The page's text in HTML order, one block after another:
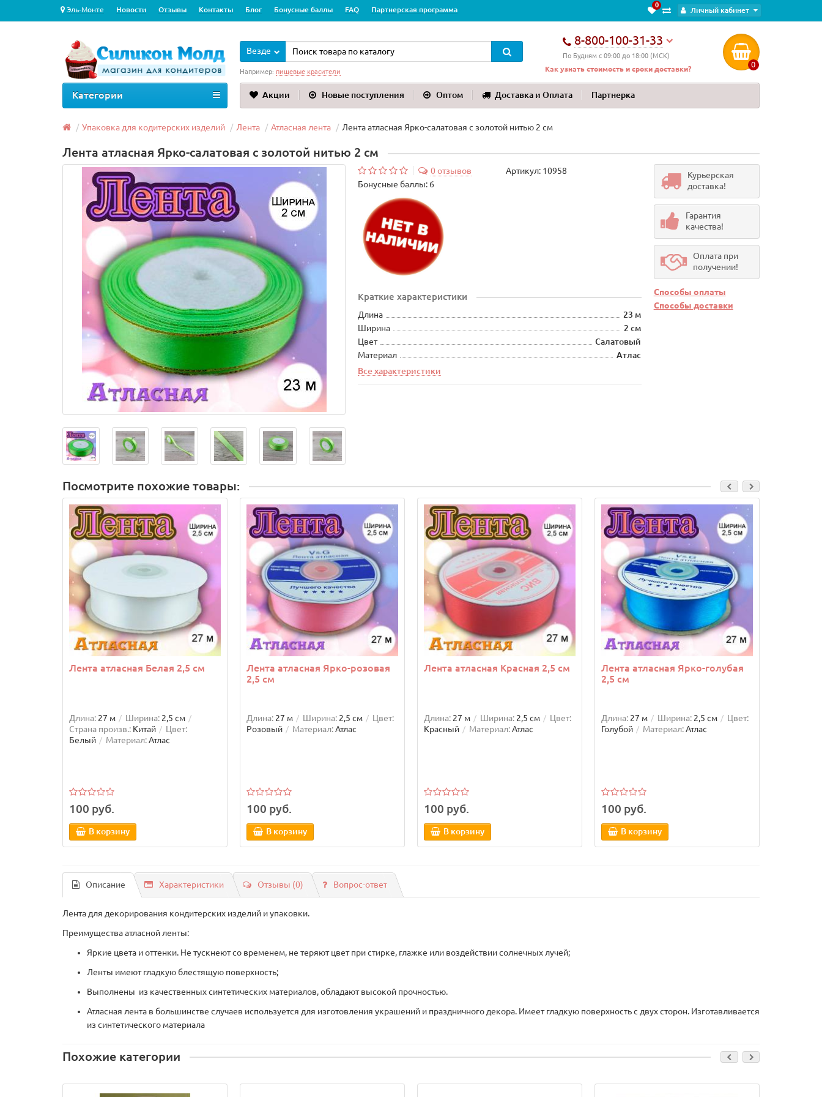
0
Личный кабинет
Эль-Монте Новости Отзывы Контакты Блог Бонусные баллы FAQ Партнерская программа
8-800-100-31-33
По Будням с 09:00 до 18:00 (МСК)
Как узнать стоимость и сроки доставки?
0
Везде
Например: пищевые красители
Акции Новые поступления Оптом Доставка и Оплата Партнерка
Категории
Упаковка для кодитерских изделий Лента Атласная лента Лента атласная Ярко-салатовая с золотой нитью 2 см
Лента атласная Ярко-салатовая с золотой нитью 2 см
0 отзывов Артикул: 10958
Бонусные баллы: 6
Краткие характеристики
Длина
23 м
Ширина
2 см
Цвет
Салатовый
Материал
Атлас
Все характеристики
Курьерская
доставка!
Гарантия
качества!
Оплата при
получении!
Способы оплаты
Способы доставки
Посмотрите похожие товары:
Лента атласная Белая 2,5 см
Длина: 27 м Ширина: 2,5 см
Страна произв.: Китай
Цвет:
Белый
Материал:Атлас
100 руб.
В корзину
Лента атласная Ярко-розовая
2,5 см
Длина: 27 м Ширина: 2,5 см
Цвет:
Розовый
Материал:Атлас
100 руб.
В корзину
Лента атласная Красная 2,5 см
Длина: 27 м Ширина: 2,5 см
Цвет:
Красный
Материал:Атлас
100 руб.
В корзину
Лента атласная Ярко-голубая
2,5 см
Длина: 27 м Ширина: 2,5 см
Цвет:
Голубой
Материал:Атлас
100 руб.
В корзину
Описание Характеристики Отзывы (0) Вопрос-ответ
Лента для декорирования кондитерских изделий и упаковки.
Преимущества атласной ленты:
Яркие цвета и оттенки. Не тускнеют со временем, не теряют цвет при стирке, глажке или воздействии солнечных лучей;
Ленты имеют гладкую блестящую поверхность;
Выполнены из качественных синтетических материалов, обладают высокой прочностью.
Атласная лента в большинстве случаев используется для изготовления украшений и праздничного декора. Имеет гладкую поверхность с двух сторон. Изготавливается
из синтетического материала
Похожие категории